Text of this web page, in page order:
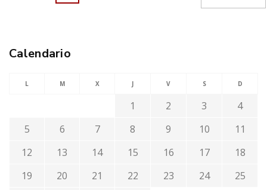
Calendario
L M X J V S D
1 2 3
4
5
6 7 8 9 10
11
12
13 14 15 16 17
18
19
20 21 22 23 24
25